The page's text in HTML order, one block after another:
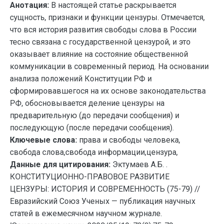
Анотация: В настоящей статье раскрывается
сущность, признаки и функции цензуры. Отмечается,
что вся история развития свободы слова в России
тесно связана с государственной цензурой, и это
оказывает влияние на состояние общественной
коммуникации в современный период. На основании
анализа положений Конституции РФ и
сформировавшегося на их основе законодательства
РФ, обосновывается деление цензуры на
предварительную (до передачи сообщения) и
последующую (после передачи сообщения).
Ключевые слова: права и свободы человека,
свобода слова,свобода информации,цензура,
Данные для цитирования: Эктумаев А.Б. .
КОНСТИТУЦИОННО-ПРАВОВОЕ РАЗВИТИЕ
ЦЕНЗУРЫ: ИСТОРИЯ И СОВРЕМЕННОСТЬ (75-79) //
Евразийский Союз Ученых — публикация научных
статей в ежемесячном научном журнале.